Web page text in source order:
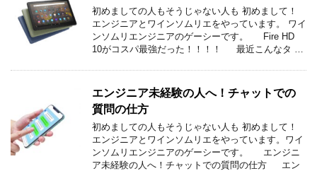
初めましての人もそうじゃない人も 初めまして！
エンジニアとワインソムリエをやっています。 ワイ
ンソムリエンジニアのゲーシーです。 Fire HD
10がコスパ最強だった！！！！ 最近こんなタ …
エンジニア未経験の人へ！チャットでの
質問の仕方
初めましての人もそうじゃない人も 初めまして！
エンジニアとワインソムリエをやっています。ワイ
ンソムリエンジニアのゲーシーです。 エンジニ
ア未経験の人へ！チャットでの質問の仕方 エン